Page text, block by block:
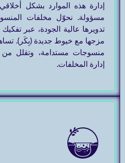
إدارة هذه الموارد بشكل
مسؤولة. نحوّل مخلفات
تدويرها عالية الجودة، عبر
مزجها مع خيوط جديدة (بِكَر).
منسوجات مستدامة، وتقلل من
إدارة المخلفات.